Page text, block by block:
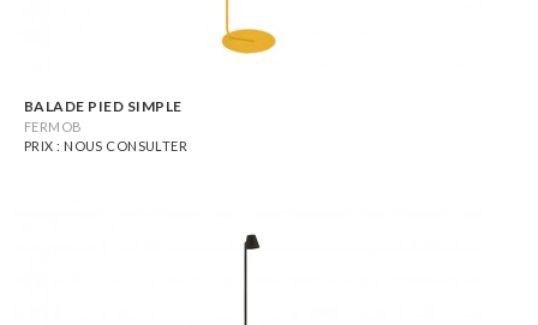
BALADE PIED SIMPLE
FERMOB
PRIX : NOUS CONSULTER